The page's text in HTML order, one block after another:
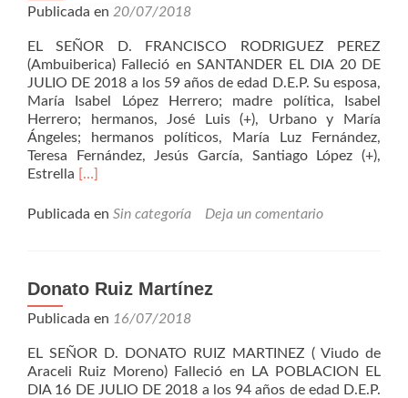
Publicada en 20/07/2018
EL SEÑOR D. FRANCISCO RODRIGUEZ PEREZ
(Ambuiberica) Falleció en SANTANDER EL DIA 20 DE
JULIO DE 2018 a los 59 años de edad D.E.P. Su esposa,
María Isabel López Herrero; madre política, Isabel
Herrero; hermanos, José Luis (+), Urbano y María
Ángeles; hermanos políticos, María Luz Fernández,
Teresa Fernández, Jesús García, Santiago López (+),
Estrella Leer
Rodríguez
[…]
Publicada en Sin categoría Deja un comentario
Donato Ruiz Martínez
Publicada en 16/07/2018
EL SEÑOR D. DONATO RUIZ MARTINEZ ( Viudo de
Araceli Ruiz Moreno) Falleció en LA POBLACION EL
DIA 16 DE JULIO DE 2018 a los 94 años de edad D.E.P.